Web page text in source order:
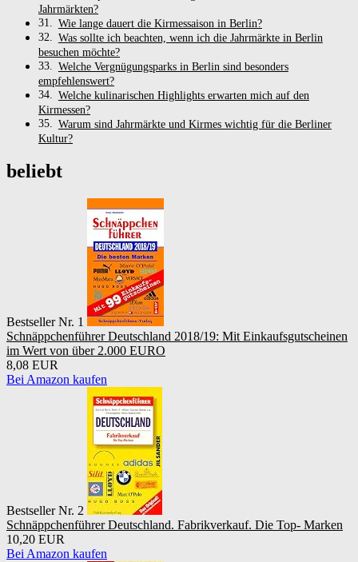
Jahrmärkten?
Wie lange dauert die Kirmessaison in Berlin?
Was sollte ich beachten, wenn ich die Jahrmärkte in Berlin
besuchen möchte?
Welche Vergnügungsparks in Berlin sind besonders
empfehlenswert?
Welche kulinarischen Highlights erwarten mich auf den
Kirmessen?
Warum sind Jahrmärkte und Kirmes wichtig für die Berliner
Kultur?
beliebt
Bestseller Nr. 1
Schnäppchenführer Deutschland 2018/19: Mit Einkaufsgutscheinen
im Wert von über 2.000 EURO
8,08 EUR
Bei Amazon kaufen
Bestseller Nr. 2
Schnäppchenführer Deutschland. Fabrikverkauf. Die Top- Marken
10,20 EUR
Bei Amazon kaufen